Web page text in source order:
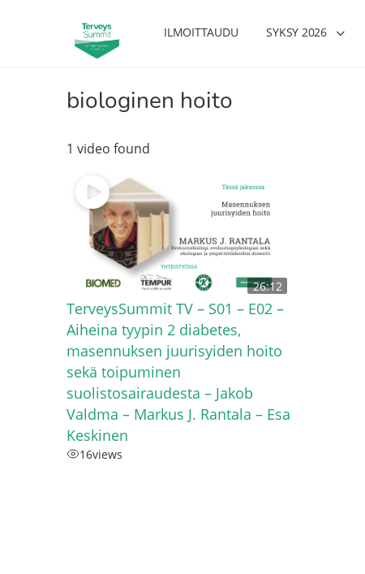
ILMOITTAUDU SYKSY 2026
biologinen hoito
1 video found
26:12
TerveysSummit TV – S01 – E02 –
Aiheina tyypin 2 diabetes,
masennuksen juurisyiden hoito
sekä toipuminen
suolistosairaudesta – Jakob
Valdma – Markus J. Rantala – Esa
Keskinen
16views